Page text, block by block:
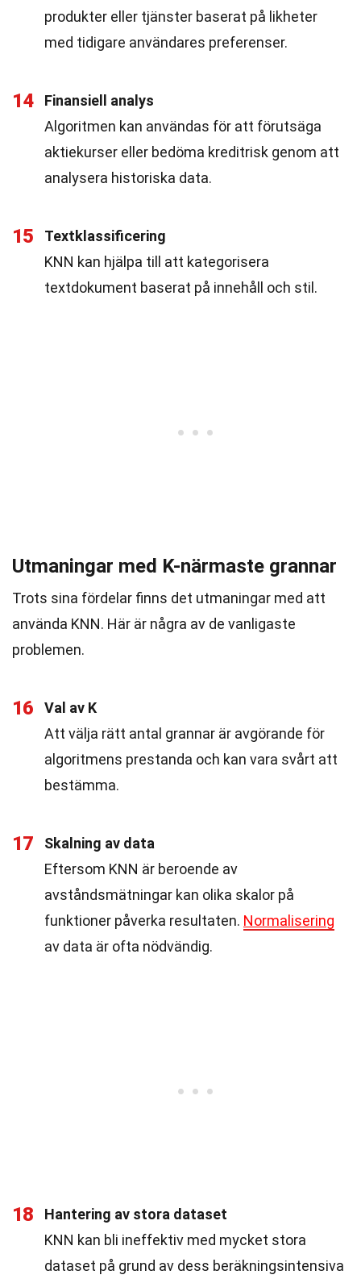
produkter eller tjänster baserat på likheter
med tidigare användares preferenser.
14
Finansiell analys
Algoritmen kan användas för att förutsäga
aktiekurser eller bedöma kreditrisk genom att
analysera historiska data.
15
Textklassificering
KNN kan hjälpa till att kategorisera
textdokument baserat på innehåll och stil.
Utmaningar med K-närmaste grannar
Trots sina fördelar finns det utmaningar med att
använda KNN. Här är några av de vanligaste
problemen.
16
Val av K
Att välja rätt antal grannar är avgörande för
algoritmens prestanda och kan vara svårt att
bestämma.
17
Skalning av data
Eftersom KNN är beroende av
avståndsmätningar kan olika skalor på
funktioner påverka resultaten. Normalisering
av data är ofta nödvändig.
18
Hantering av stora dataset
KNN kan bli ineffektiv med mycket stora
dataset på grund av dess beräkningsintensiva